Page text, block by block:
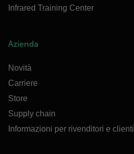
Infrared Training Center
Azienda
Novità
Carriere
Store
Supply chain
Informazioni per rivenditori e clienti